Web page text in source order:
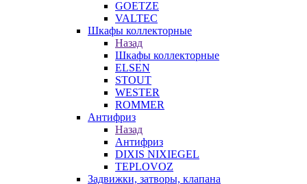
GOETZE
VALTEC
Шкафы коллекторные
Назад
Шкафы коллекторные
ELSEN
STOUT
WESTER
ROMMER
Антифриз
Назад
Антифриз
DIXIS NIXIEGEL
TEPLOVOZ
Задвижки, затворы, клапана